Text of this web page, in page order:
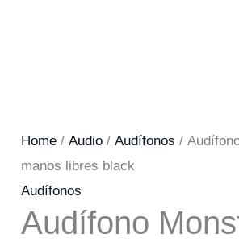
Home /Audio /Audífonos /
manos libres black
Audífonos
Audífono